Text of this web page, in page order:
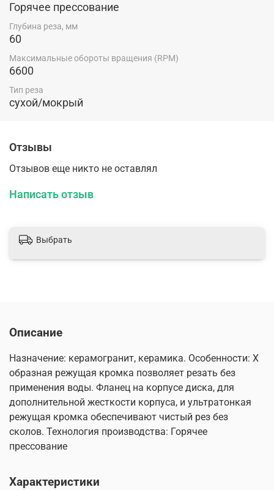
Горячее прессование
Глубина реза, мм
60
Максимальные обороты вращения (RPM)
6600
Тип реза
сухой/мокрый
Отзывы
Отзывов еще никто не оставлял
Написать отзыв
Выбрать
Описание
Назначение: керамогранит, керамика. Особенности: Х
образная режущая кромка позволяет резать без
применения воды. Фланец на корпусе диска, для
дополнительной жесткости корпуса, и ультратонкая
режущая кромка обеспечивают чистый рез без
сколов. Технология производства: Горячее
прессование
Характеристики